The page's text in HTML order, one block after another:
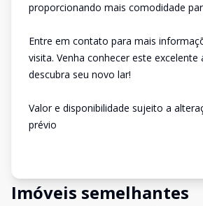
proporcionando mais comodidade
Entre em contato para mais
visita. Venha conhecer este
descubra seu novo lar!
Valor e disponibilidade sujeito a
prévio
Imóveis semelhantes